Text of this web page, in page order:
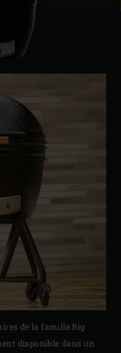
de la famille Big
disponible dans un